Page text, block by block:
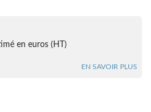
en euros (HT)
EN SAVOIR PLUS